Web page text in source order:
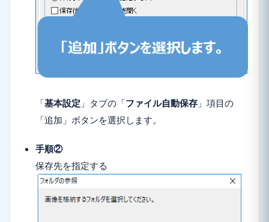
「基本設定 」タブの「ファイル自動保存 」項目の
「追加 」ボタンを選択します。
手順②
保存先を指定する